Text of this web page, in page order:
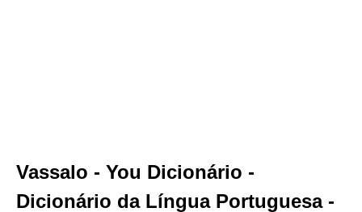
Vassalo - You Dicionário -
Dicionário da Língua Portuguesa -